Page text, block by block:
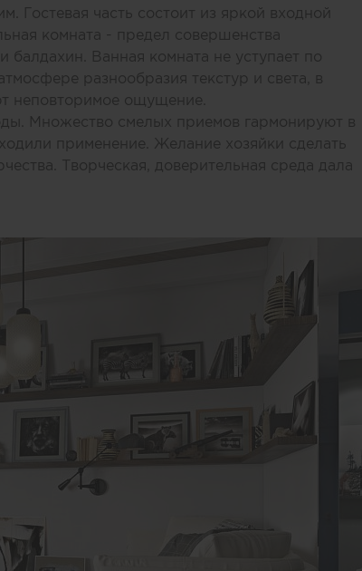
Гостевая часть состоит из яркой входной
комната - предел совершенства
Ванная комната не уступает по
разнообразия текстур и света, в
неповторимое ощущение.
Множество смелых приемов гармонируют в
применение. Желание хозяйки сделать
Творческая, доверительная среда дала